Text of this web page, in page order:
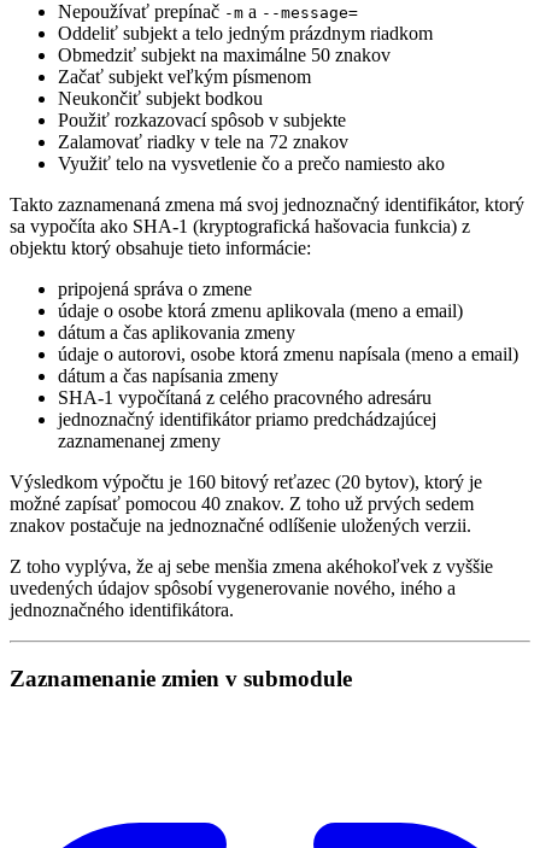
Nepoužívať prepínač -m a --message=
Oddeliť subjekt a telo jedným prázdnym riadkom
Obmedziť subjekt na maximálne 50 znakov
Začať subjekt veľkým písmenom
Neukončiť subjekt bodkou
Použiť rozkazovací spôsob v subjekte
Zalamovať riadky v tele na 72 znakov
Využiť telo na vysvetlenie čo a prečo namiesto ako
Takto zaznamenaná zmena má svoj jednoznačný identifikátor, ktorý
sa vypočíta ako SHA-1 (kryptografická hašovacia funkcia) z
objektu ktorý obsahuje tieto informácie:
pripojená správa o zmene
údaje o osobe ktorá zmenu aplikovala (meno a email)
dátum a čas aplikovania zmeny
údaje o autorovi, osobe ktorá zmenu napísala (meno a email)
dátum a čas napísania zmeny
SHA-1 vypočítaná z celého pracovného adresáru
jednoznačný identifikátor priamo predchádzajúcej
zaznamenanej zmeny
Výsledkom výpočtu je 160 bitový reťazec (20 bytov), ktorý je
možné zapísať pomocou 40 znakov. Z toho už prvých sedem
znakov postačuje na jednoznačné odlíšenie uložených verzii.
Z toho vyplýva, že aj sebe menšia zmena akéhokoľvek z vyššie
uvedených údajov spôsobí vygenerovanie nového, iného a
jednoznačného identifikátora.
Zaznamenanie zmien v submodule